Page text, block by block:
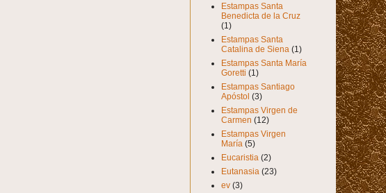
Estampas Santa
Benedicta de la Cruz
(1)
Estampas Santa
Catalina de Siena (1)
Estampas Santa María
Goretti (1)
Estampas Santiago
Apóstol (3)
Estampas Virgen de
Carmen (12)
Estampas Virgen
María (5)
Eucaristia (2)
Eutanasia (23)
ev (3)